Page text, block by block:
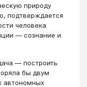
природу
подтверждается
человека
― сознание и
― построить
бы двум
автономных